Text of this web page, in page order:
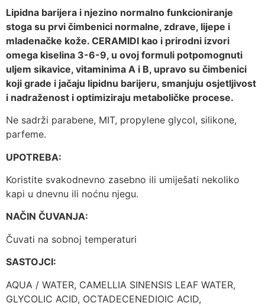
Lipidna barijera i njezino normalno funkcioniranje
stoga su prvi čimbenici normalne, zdrave, lijepe i
mladenačke kože. CERAMIDI kao i prirodni izvori
omega kiselina 3-6-9, u ovoj formuli potpomognuti
uljem sikavice, vitaminima A i B, upravo su čimbenici
koji grade i jačaju lipidnu barijeru, smanjuju osjetljivost
i nadraženost i optimiziraju metaboličke procese.
Ne sadrži parabene, MIT, propylene glycol, silikone,
parfeme.
UPOTREBA:
Koristite svakodnevno zasebno ili umiješati nekoliko
kapi u dnevnu ili noćnu njegu.
NAČIN ČUVANJA:
Čuvati na sobnoj temperaturi
SASTOJCI:
AQUA / WATER, CAMELLIA SINENSIS LEAF WATER,
GLYCOLIC ACID, OCTADECENEDIOIC ACID,